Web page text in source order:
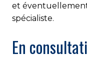
et
spécialiste.
En